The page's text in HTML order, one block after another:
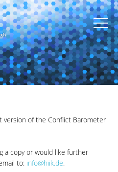
version of the Conflict Barometer
a copy or would like further
to: info@hiik.de.